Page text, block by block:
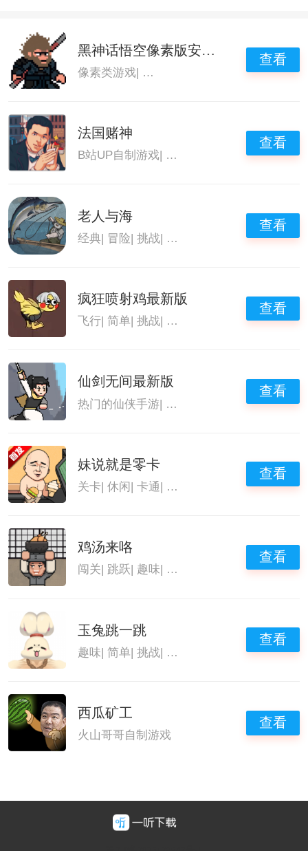
黑神话悟空像素版安装包
像素类游戏| 黑神话悟空类似的游戏|黑神话
查看
法国赌神
B站UP自制游戏 B站UP主自制游戏|火山哥
查看
老人与海
经典| 冒险|挑战| 火山哥哥自制游戏
查看
疯狂喷射鸡最新版
飞行 简单 |挑战 火山哥哥自制游戏
查看
仙剑无间最新版
热门的仙侠手游| 火山哥哥自制游戏
查看
妹说就是零卡
关卡|休闲|卡通| 火山哥哥自制游戏
查看
鸡汤来咯
闯关 跳跃 趣味 火山哥哥自制游戏
查看
玉兔跳一跳
趣味| 简单|挑战| 火山哥哥自制游戏
查看
西瓜矿工
火山哥哥自制游戏
查看